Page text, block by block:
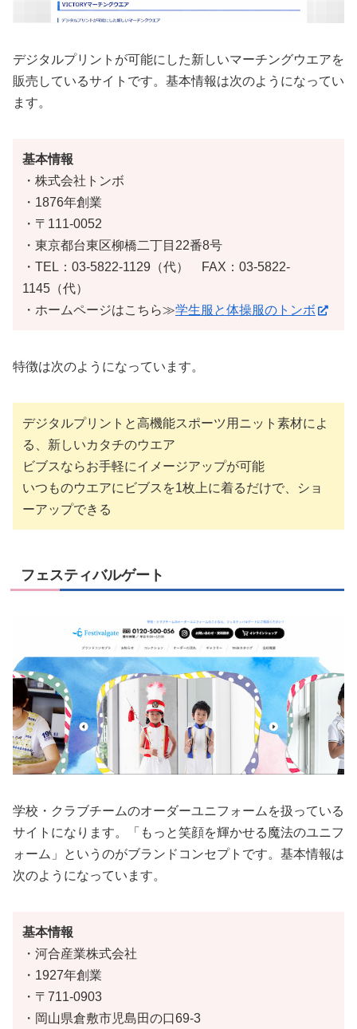
デジタルプリントが可能にした新しいマーチングウエアを
販売しているサイトです。基本情報は次のようになってい
ます。
基本情報
・株式会社トンボ
・1876年創業
・〒111-0052
・東京都台東区柳橋二丁目22番8号
・TEL：03-5822-1129（代） FAX：03-5822-
1145（代）
・ホームページはこちら≫学生服と体操服のトンボ
特徴は次のようになっています。
デジタルプリントと高機能スポーツ用ニット素材によ
る、新しいカタチのウエア
ビブスならお手軽にイメージアップが可能
いつものウエアにビブスを1枚上に着るだけで、ショ
ーアップできる
フェスティバルゲート
学校・クラブチームのオーダーユニフォームを扱っている
サイトになります。「もっと笑顔を輝かせる魔法のユニフ
ォーム」というのがブランドコンセプトです。基本情報は
次のようになっています。
基本情報
・河合産業株式会社
・1927年創業
・〒711-0903
・岡山県倉敷市児島田の口69-3